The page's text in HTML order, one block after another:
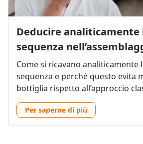
Deducire analiticamente
sequenza
Come si ricavano analiticamente
sequenza e perché questo evita
bottiglia rispetto all’approccio
Per saperne di più